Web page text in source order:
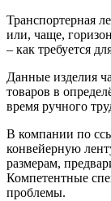
Транспортерная
или, чаще,
– как требуется
Данные изделия
товаров в
время ручного
В компании по
конвейерную
размерам,
Компетентные
проблемы.